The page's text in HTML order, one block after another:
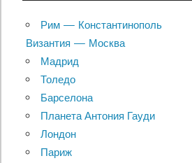
Рим — Константинополь
Византия — Москва
Мадрид
Толедо
Барселона
Планета Антония Гауди
Лондон
Париж